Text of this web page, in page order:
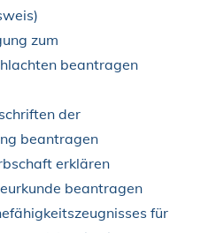
zum
beantragen
der
beantragen
erklären
beantragen
für